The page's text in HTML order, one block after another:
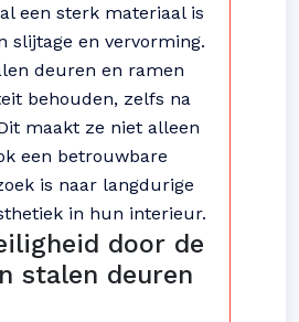
een sterk materiaal is
slijtage en vervorming.
deuren en ramen
behouden, zelfs na
maakt ze niet alleen
een betrouwbare
is naar langdurige
in hun interieur.
door de
stalen deuren